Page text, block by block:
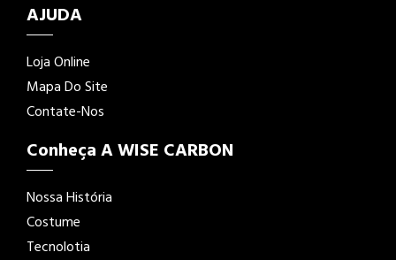
AJUDA
Loja Online
Mapa Do Site
Contate-Nos
Conheça A WISE CARBON
Nossa História
Costume
Tecnolotia